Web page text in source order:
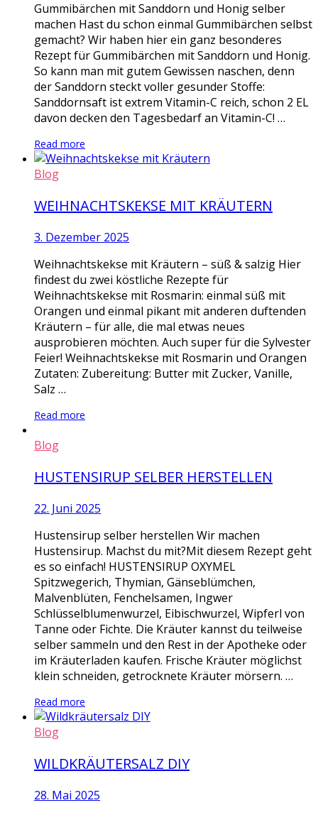
Gummibärchen mit Sanddorn und Honig selber
machen Hast du schon einmal Gummibärchen selbst
gemacht? Wir haben hier ein ganz besonderes
Rezept für Gummibärchen mit Sanddorn und Honig.
So kann man mit gutem Gewissen naschen, denn
der Sanddorn steckt voller gesunder Stoffe:
Sanddornsaft ist extrem Vitamin-C reich, schon 2 EL
davon decken den Tagesbedarf an Vitamin-C! …
Read more
Blog
WEIHNACHTSKEKSE MIT KRÄUTERN
3. Dezember 2025
Weihnachtskekse mit Kräutern – süß & salzig Hier
findest du zwei köstliche Rezepte für
Weihnachtskekse mit Rosmarin: einmal süß mit
Orangen und einmal pikant mit anderen duftenden
Kräutern – für alle, die mal etwas neues
ausprobieren möchten. Auch super für die Sylvester
Feier! Weihnachtskekse mit Rosmarin und Orangen
Zutaten: Zubereitung: Butter mit Zucker, Vanille,
Salz …
Read more
Blog
HUSTENSIRUP SELBER HERSTELLEN
22. Juni 2025
Hustensirup selber herstellen Wir machen
Hustensirup. Machst du mit?Mit diesem Rezept geht
es so einfach! HUSTENSIRUP OXYMEL
Spitzwegerich, Thymian, Gänseblümchen,
Malvenblüten, Fenchelsamen, Ingwer
Schlüsselblumenwurzel, Eibischwurzel, Wipferl von
Tanne oder Fichte. Die Kräuter kannst du teilweise
selber sammeln und den Rest in der Apotheke oder
im Kräuterladen kaufen. Frische Kräuter möglichst
klein schneiden, getrocknete Kräuter mörsern. …
Read more
Blog
WILDKRÄUTERSALZ DIY
28. Mai 2025